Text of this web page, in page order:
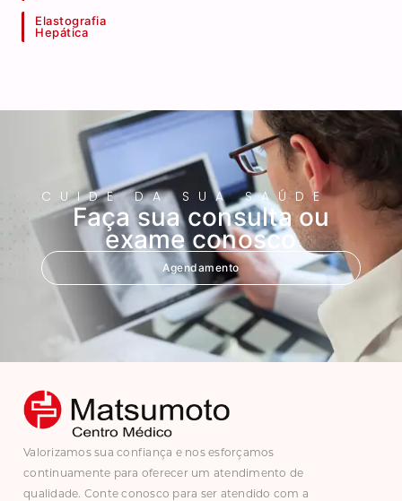
Elastografia
Hepática
CUIDE DA SUA SAÚDE
Faça sua consulta ou
exame conosco
Agendamento
Valorizamos sua confiança e nos esforçamos
continuamente para oferecer um atendimento de
qualidade. Conte conosco para ser atendido com a